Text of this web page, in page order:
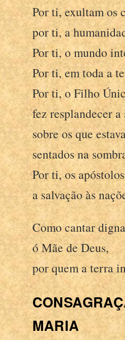
Por ti, exultam os
por ti, a
Por ti, o mundo
Por ti, em toda a
Por ti, o Filho
fez resplandecer a
sobre os que
sentados na
Por ti, os
a salvação às
Como cantar
ó Mãe de Deus,
por quem a terra
MARIA